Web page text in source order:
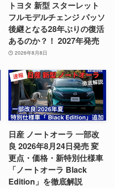
トヨタ 新型 スターレット
フルモデルチェンジ パッソ
後継となる28年ぶりの復活
あるのか？！ 2027年発売
2026年8月8日
日産 ノートオーラ 一部改
良 2026年8月24日発売 変
更点・価格・新特別仕様車
「ノートオーラ Black
Edition」を徹底解説